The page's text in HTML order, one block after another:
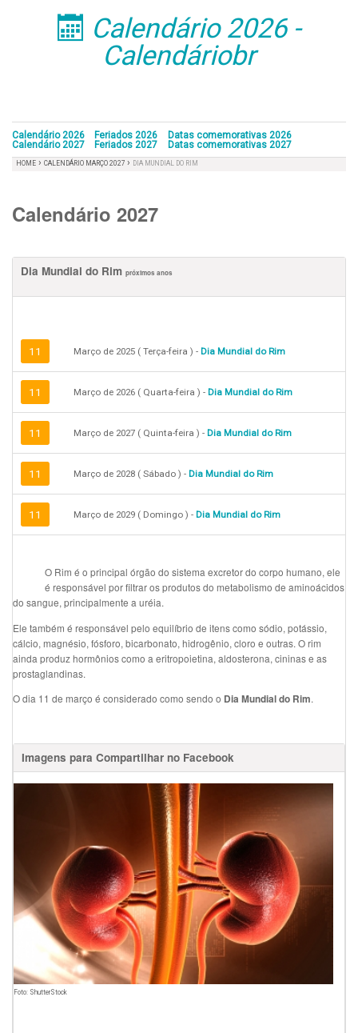
󰁣 Calendário 2026 -
Calendáriobr
Calendário 2026 Feriados 2026
Datas comemorativas 2026
Calendário 2027
Feriados 2027 Datas comemorativas 2027
HOME › CALENDÁRIO MARÇO 2027 › DIA MUNDIAL DO RIM
Calendário 2027
Dia Mundial do Rim próximos anos
11 Março de 2025 ( Terça-feira ) - Dia Mundial do Rim
11 Março de 2026 ( Quarta-feira ) - Dia Mundial do Rim
11 Março de 2027 ( Quinta-feira ) - Dia Mundial do Rim
11 Março de 2028 ( Sábado ) - Dia Mundial do Rim
11 Março de 2029 ( Domingo ) - Dia Mundial do Rim
O Rim é o principal órgão do sistema excretor do corpo humano, ele
é responsável por filtrar os produtos do metabolismo de aminoácidos
do sangue, principalmente a uréia.
Ele também é responsável pelo equilíbrio de itens como sódio, potássio,
cálcio, magnésio, fósforo, bicarbonato, hidrogênio, cloro e outras. O rim
ainda produz hormônios como a eritropoietina, aldosterona, cininas e as
prostaglandinas.
O dia 11 de março é considerado como sendo o Dia Mundial do Rim.
Imagens para Compartilhar no Facebook
Foto: ShutterStock